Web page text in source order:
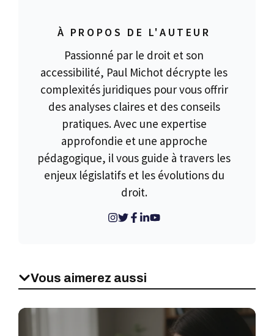
À PROPOS DE L'AUTEUR
Passionné par le droit et son
accessibilité, Paul Michot décrypte les
complexités juridiques pour vous offrir
des analyses claires et des conseils
pratiques. Avec une expertise
approfondie et une approche
pédagogique, il vous guide à travers les
enjeux législatifs et les évolutions du
droit.
Vous aimerez aussi